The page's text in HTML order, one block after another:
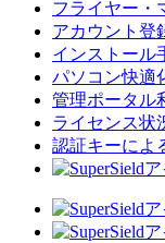
フライヤー・
アカウント登
インストール
パソコン快適
管理ポータル
ライセンス状
認証キーによ